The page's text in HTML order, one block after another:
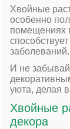
Хвойные
особенно
помещениях
заболеваний.
И не
уюта, делая
Хвойные
декора